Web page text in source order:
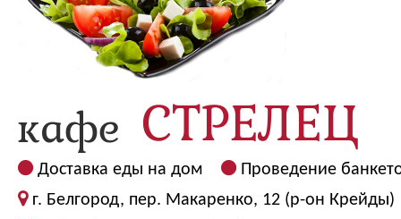
Доставка еды на дом
Проведение
г. Белгород, пер. Макаренко, 12 (р-он Крейды)